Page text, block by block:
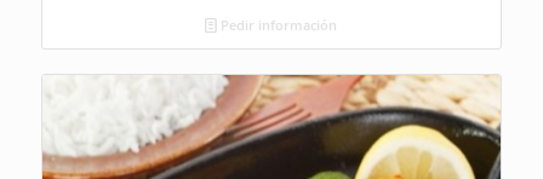
Pedir información